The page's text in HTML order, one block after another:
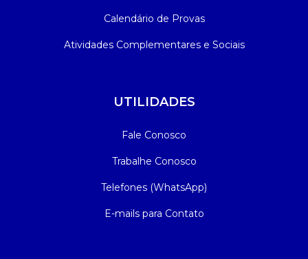
Calendário de Provas
Atividades Complementares e Sociais
UTILIDADES
Fale Conosco
Trabalhe Conosco
Telefones (WhatsApp)
E-mails para Contato